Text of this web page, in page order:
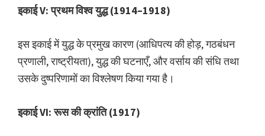
इकाई V: प्रथम विश्व युद्ध (1914–1918)
इस इकाई में युद्ध के प्रमुख कारण (आधिपत्य की होड़, गठबंधन
प्रणाली, राष्ट्रीयता), युद्ध की घटनाएँ, और वर्साय की संधि तथा
उसके दुष्परिणामों का विश्लेषण किया गया है।
इकाई VI: रूस की क्रांति (1917)